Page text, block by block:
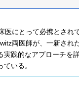
医にとって必携とさ
両医師が、一新され
実践的なアプローチを
いる。